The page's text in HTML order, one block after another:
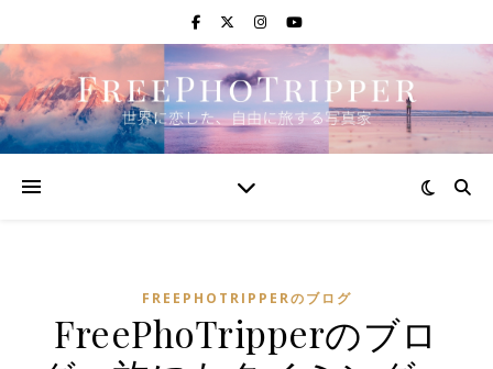
FREEPHOTRIPPERのブログ
FreePhoTripperのブロ